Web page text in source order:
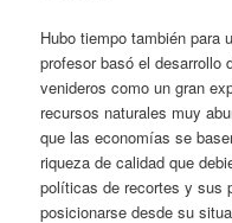
Hubo tiempo también para
profesor basó el desarrollo
venideros como un gran
recursos naturales muy
que las economías se
riqueza de calidad que
políticas de recortes y sus
posicionarse desde su